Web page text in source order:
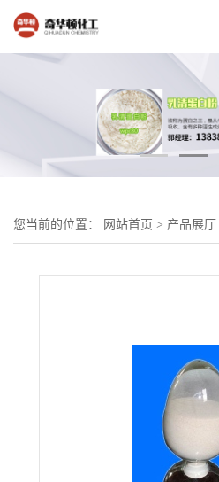
您当前的位置： 网站首页 > 产品展厅